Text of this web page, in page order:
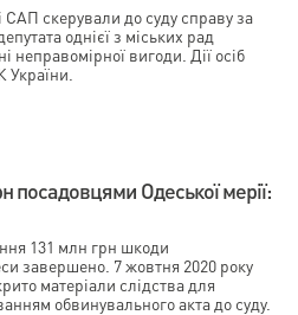
САП скерували до суду справу за
однієї з міських рад
неправомірної вигоди. Дії осіб
України.
посадовцями Одеської мерії:
131 млн грн шкоди
завершено. 7 жовтня 2020 року
матеріали слідства для
обвинувального акта до суду.